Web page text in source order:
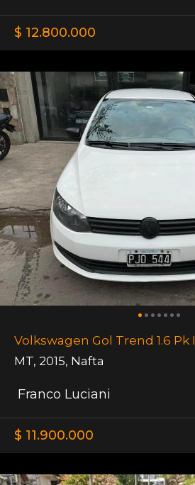
$ 12.800.000
Volkswagen Gol Trend 1.6 Pk I
MT, 2015, Nafta
Franco Luciani
$ 11.900.000